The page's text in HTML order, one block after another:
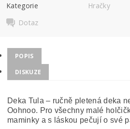
Kategorie
Hračky
Dotaz
POPIS
DISKUZE
Deka Tula – ručně pletená deka
Oohnoo. Pro všechny malé
maminky a s láskou pečují o své